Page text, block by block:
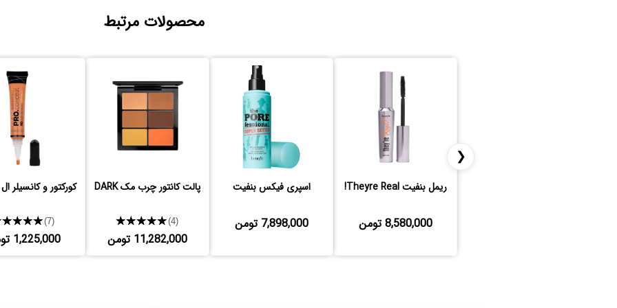
محصولات مرتبط
❮
ریمل بنفیت Theyre Real!
8,580,000 تومن
اسپری فیکس بنفیت
7,898,000 تومن
پالت کانتور چرب مک DARK
★★★★★(4)
11,282,000 تومن
کورکتور و کانسیلر
(7)
1,225,000 تومن